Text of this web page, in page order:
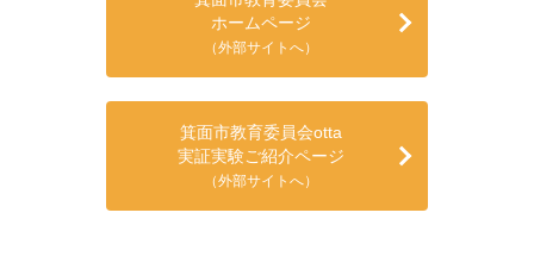
ホームページ
（外部サイトへ）
箕面市教育委員会otta
実証実験ご紹介ページ
（外部サイトへ）